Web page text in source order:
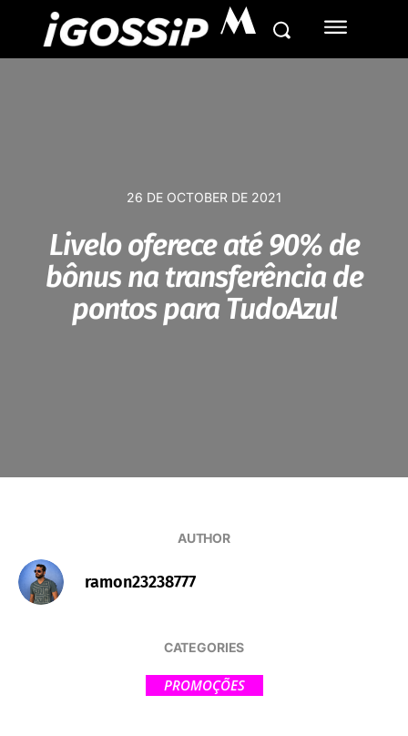
M
26 DE OCTOBER DE 2021
Livelo oferece até 90% de
bônus na transferência de
pontos para TudoAzul
AUTHOR
ramon23238777
CATEGORIES
PROMOÇÕES